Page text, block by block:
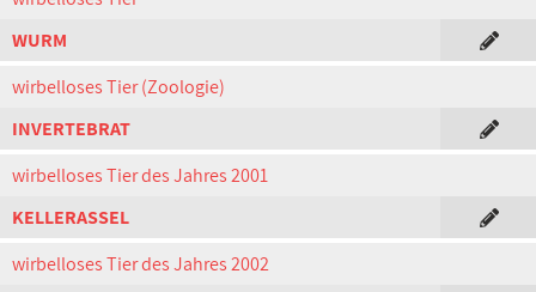
WURM
wirbelloses Tier (Zoologie)
INVERTEBRAT
wirbelloses Tier des Jahres 2001
KELLERASSEL
wirbelloses Tier des Jahres 2002